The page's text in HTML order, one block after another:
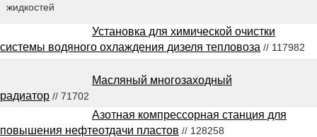
жидкостей
Установка для химической очистки
системы водяного охлаждения дизеля тепловоза // 117982
Масляный многозаходный
радиатор // 71702
Азотная компрессорная станция для
повышения нефтеотдачи пластов // 128258